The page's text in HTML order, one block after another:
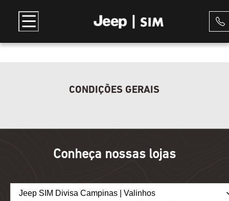
CONDIÇÕES GERAIS
Conheça nossas lojas